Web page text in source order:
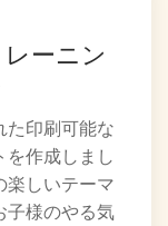
ーニン
た印刷可能な
を作成しまし
楽しいテーマ
子様のやる気